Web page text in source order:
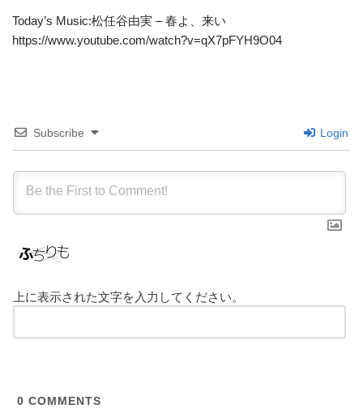
Today’s Music:松任谷由実 – 春よ、来い
https://www.youtube.com/watch?v=qX7pFYH9O04
Subscribe Login
上に表示された文字を入力してください。
0 COMMENTS